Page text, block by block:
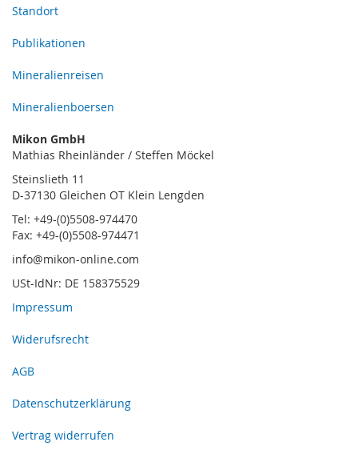
Standort
Publikationen
Mineralienreisen
Mineralienboersen
Mikon GmbH
Mathias Rheinländer / Steffen Möckel
Steinslieth 11
D-37130 Gleichen OT Klein Lengden
Tel: +49-(0)5508-974470
Fax: +49-(0)5508-974471
info@mikon-online.com
USt-IdNr: DE 158375529
Impressum
Widerufsrecht
AGB
Datenschutzerklärung
Vertrag widerrufen